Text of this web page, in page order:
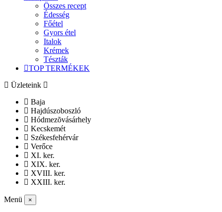
Összes recept
Édesség
Főétel
Gyors étel
Italok
Krémek
Tészták
TOP TERMÉKEK
Üzleteink
Baja
Hajdúszoboszló
Hódmezõvásárhely
Kecskemét
Székesfehérvár
Verőce
XI. ker.
XIX. ker.
XVIII. ker.
XXIII. ker.
Menü ×